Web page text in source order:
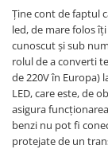
Ține cont de faptul
led, de mare folos
cunoscut și sub
rolul de a converti
de 220V în Europa)
LED, care este, de
asigura
benzi nu pot fi
protejate de un